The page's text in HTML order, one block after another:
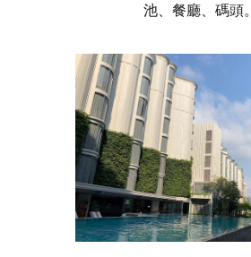
池、餐廳、碼頭。